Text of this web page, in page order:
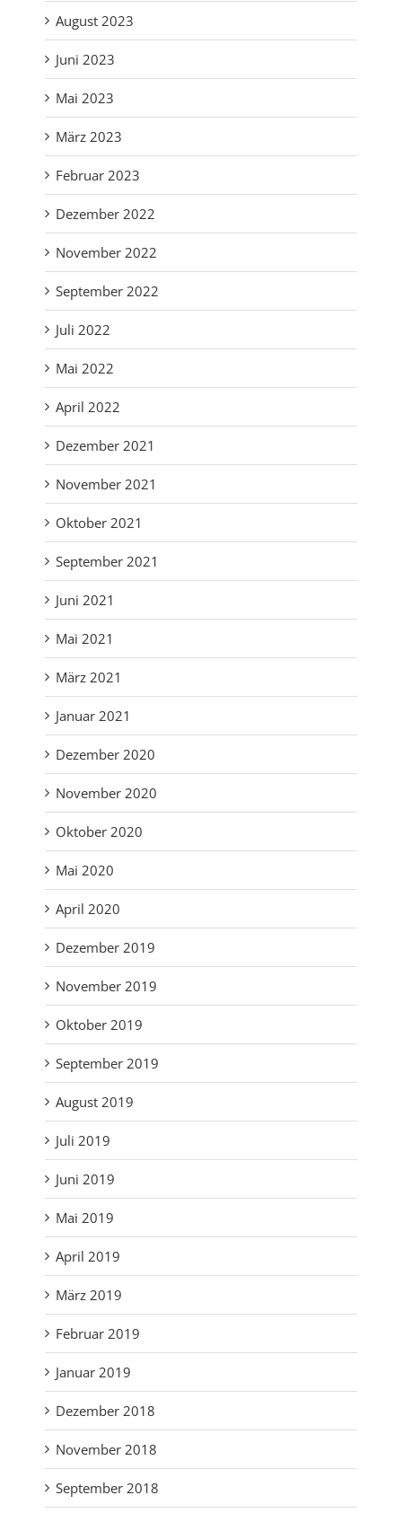
August 2023
Juni 2023
Mai 2023
März 2023
Februar 2023
Dezember 2022
November 2022
September 2022
Juli 2022
Mai 2022
April 2022
Dezember 2021
November 2021
Oktober 2021
September 2021
Juni 2021
Mai 2021
März 2021
Januar 2021
Dezember 2020
November 2020
Oktober 2020
Mai 2020
April 2020
Dezember 2019
November 2019
Oktober 2019
September 2019
August 2019
Juli 2019
Juni 2019
Mai 2019
April 2019
März 2019
Februar 2019
Januar 2019
Dezember 2018
November 2018
September 2018